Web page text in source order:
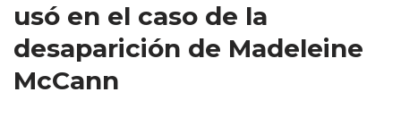
usó en el caso de la
desaparición de Madeleine
McCann